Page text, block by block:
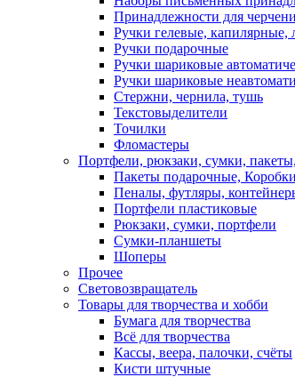
Принадлежности для
Ручки гелевые, капилярные,
Ручки подарочные
Ручки шариковые
Ручки шариковые
Стержни, чернила, тушь
Текстовыделители
Точилки
Фломастеры
Портфели, рюкзаки, сумки,
Пакеты подарочные,
Пеналы, футляры,
Портфели пластиковые
Рюкзаки, сумки, портфели
Сумки-планшеты
Шоперы
Прочее
Световозвращатель
Товары для творчества и хобби
Бумага для творчества
Всё для творчества
Кассы, веера, палочки, счёты
Кисти штучные